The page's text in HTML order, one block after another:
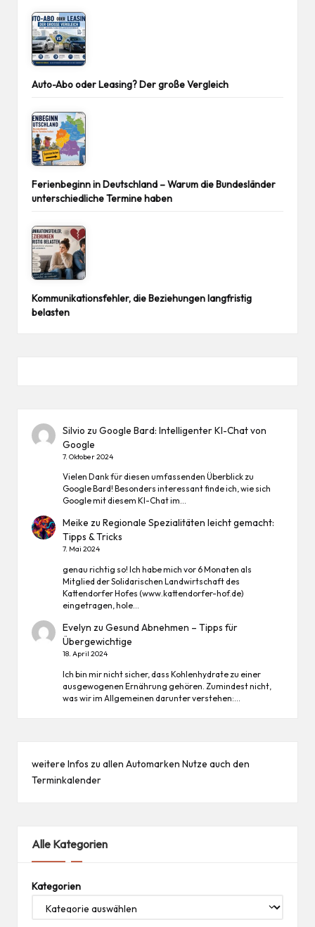
Auto-Abo oder Leasing? Der große Vergleich
Ferienbeginn in Deutschland – Warum die Bundesländer
unterschiedliche Termine haben
Kommunikationsfehler, die Beziehungen langfristig
belasten
Silvio zuGoogle Bard: Intelligenter KI-Chat von
Google
7. Oktober 2024
Vielen Dank für diesen umfassenden Überblick zu
Google Bard! Besonders interessant finde ich, wie sich
Google mit diesem KI-Chat im…
Meike zuRegionale Spezialitäten leicht gemacht:
Tipps & Tricks
7. Mai 2024
genau richtig so! Ich habe mich vor 6 Monaten als
Mitglied der Solidarischen Landwirtschaft des
Kattendorfer Hofes (www.kattendorfer-hof.de)
eingetragen, hole…
Evelyn zuGesund Abnehmen – Tipps für
Übergewichtige
18. April 2024
Ich bin mir nicht sicher, dass Kohlenhydrate zu einer
ausgewogenen Ernährung gehören. Zumindest nicht,
was wir im Allgemeinen darunter verstehen:…
weitere Infos zu allen Automarken Nutze auch den
Terminkalender
Alle Kategorien
Kategorien